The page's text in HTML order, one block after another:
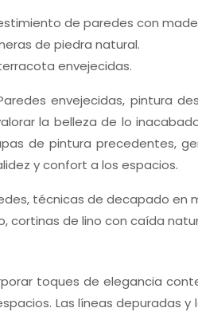
de paredes con
de piedra natural.
envejecidas.
envejecidas, pintura
la belleza de lo
de pintura precedentes,
y confort a los espacios.
técnicas de decapado en
cortinas de lino con caída
toques de elegancia
Las líneas depuradas